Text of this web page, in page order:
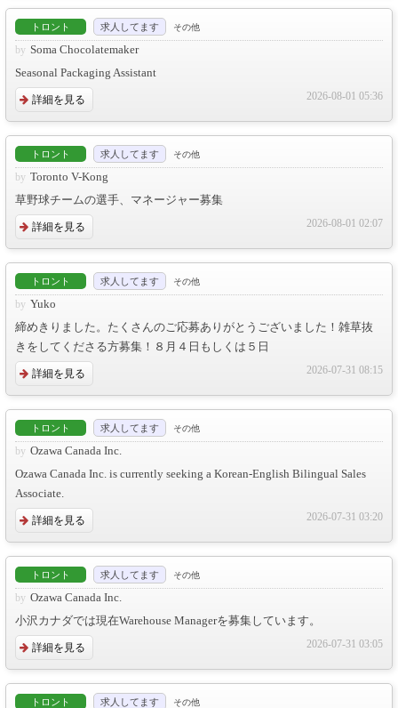
トロント 求人してます その他
Soma Chocolatemaker
Seasonal Packaging Assistant
詳細を見る 2026-08-01 05:36
トロント 求人してます その他
Toronto V-Kong
草野球チームの選手、マネージャー募集
詳細を見る 2026-08-01 02:07
トロント 求人してます その他
Yuko
締めきりました。たくさんのご応募ありがとうございました！雑草抜
きをしてくださる方募集！８月４日もしくは５日
詳細を見る 2026-07-31 08:15
トロント 求人してます その他
Ozawa Canada Inc.
Ozawa Canada Inc. is currently seeking a Korean-English Bilingual Sales
Associate.
詳細を見る 2026-07-31 03:20
トロント 求人してます その他
Ozawa Canada Inc.
小沢カナダでは現在Warehouse Managerを募集しています。
詳細を見る 2026-07-31 03:05
トロント 求人してます その他